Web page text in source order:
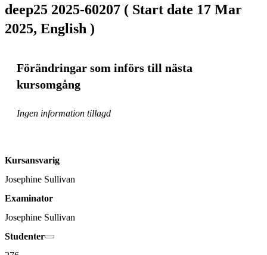
deep25 2025-60207 ( Start date 17 Mar
2025, English )
Förändringar som införs till nästa
kursomgång
Ingen information tillagd
Kursansvarig
Josephine Sullivan
Examinator
Josephine Sullivan
Studenter